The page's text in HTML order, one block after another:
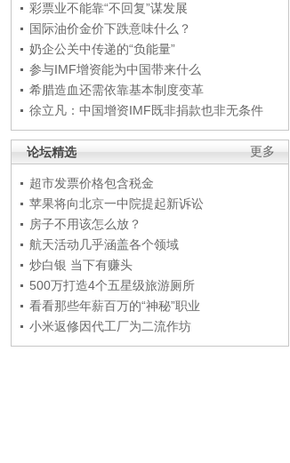
彩票业不能靠“不回复”谋发展
国际油价金价下跌意味什么？
奶企公关中传递的“负能量”
参与IMF增资能为中国带来什么
希腊造血还需依靠基本制度变革
徐立凡：中国增资IMF既非捐款也非无条件
更多
论坛精选
超市发票价格包含税金
苹果将向北京一中院提起新诉讼
房子不用该怎么放？
航天活动几乎涵盖各个领域
炒白银 当下有赚头
500万打造4个五星级旅游厕所
看看那些年薪百万的“神秘”职业
小米返修因代工厂为二流作坊